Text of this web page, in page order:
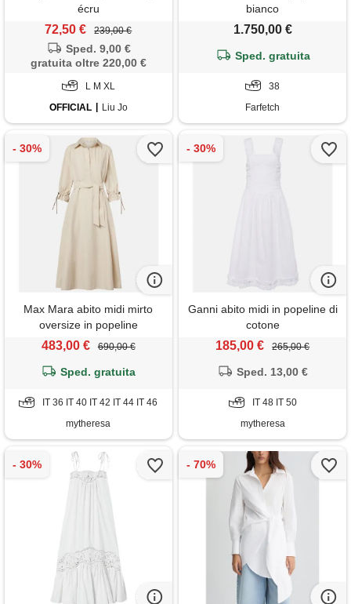
écru
72,50 € 239,00 €
Sped. 9,00 €
gratuita oltre 220,00 €
L M XL
OFFICIAL
Liu Jo
bianco
1.750,00 €
Sped. gratuita
38
Farfetch
Max Mara abito midi mirto
oversize in popeline
483,00 € 690,00 €
Sped. gratuita
IT 36 IT 40 IT 42 IT 44 IT 46
mytheresa
Ganni abito midi in popeline di
cotone
185,00 € 265,00 €
Sped. 13,00 €
IT 48 IT 50
mytheresa